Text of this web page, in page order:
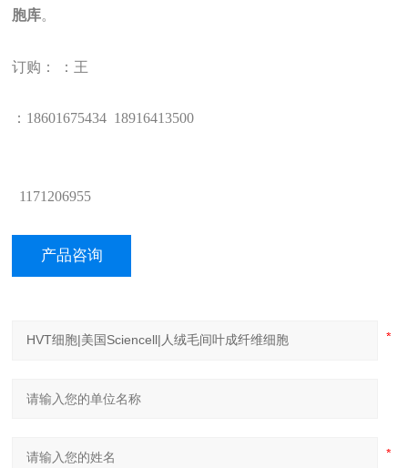
胞库。
订购： ：王
：18601675434 18916413500
1171206955
产品咨询